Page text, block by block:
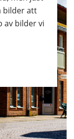
bilder att
av bilder vi